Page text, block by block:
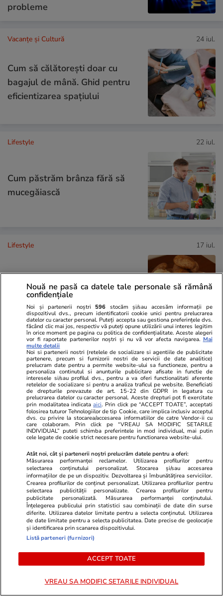
probleme
Vacanțe și Cultură 24 iul.
Cum să călătoreşti doar cu
bagajul de mână. Ghid pentru
eficientizarea spaţiului
Lifestyle 22 iul.
Cum păstrăm brânza fără să
mucegăiască
Lifestyle 17 iul.
De ce să nu păstrezi cartofii
lângă ceapă
Știri România 20:05
Resturile celei de-a doua drone,
doborâtă în județul Tulcea, nu
au fost găsite, anunță MApN
Reportaj
Știri România
Am intrat în Muzeul
Recordurilor Românești. Locul
din București unde se ascund un
milion de povești și cele mai
spectaculoase colecții din lume
Știri România 16:00
frecvent accidentări la sală. Ioan
Nouă ne pasă ca datele tale personale să rămână
confidențiale
Noi și partenerii noștri 596 stocăm și/sau accesăm informații pe
dispozitivul dvs., precum identificatorii cookie unici pentru prelucrarea
datelor cu caracter personal. Puteți accepta sau gestiona preferințele dvs.
făcând clic mai jos, respectiv vă puteți opune utilizării unui interes legitim
în orice moment pe pagina cu politica de confidențialitate. Aceste alegeri
vor fi raportate partenerilor noștri și nu vă vor afecta navigarea. Mai
multe detalii
Noi si partenerii nostri (retelele de socializare si agentiile de publicitate
partenere, precum si furnizorii nostri de servicii de date analitice)
prelucram date pentru a permite website-ului sa functioneze, pentru a
personaliza continutul si anunturile publicitare afisate in functie de
interesele si/sau profilul dvs., pentru a va oferi functionalitati aferente
retelelor de socializare si pentru a analiza traficul pe website. Beneficiati
de drepturile prevazute de art. 15-22 din GDPR in legatura cu
prelucrarea datelor cu caracter personal. Aceste drepturi pot fi exercitate
prin modalitatea indicataaici. Prin click pe “ACCEPT TOATE”, acceptati
folosirea tuturor Tehnologiilor de tip Cookie, care implica inclusiv acceptul
dvs. cu privire la stocarea/accesarea informatiilor de catre Vendor-ii cu
care colaboram. Prin click pe “VREAU SA MODIFIC SETARILE
INDIVIDUAL” puteti schimba preferintele in mod individual, mai putin
cele legate de cookie strict necesare pentru functionarea website-ului.
Atât noi, cât și partenerii noștri prelucrăm datele pentru a oferi:
Măsurarea performanței reclamelor. Utilizarea profilurilor pentru
selectarea conținutului personalizat. Stocarea și/sau accesarea
informațiilor de pe un dispozitiv. Dezvoltarea și îmbunătățirea serviciilor.
Crearea profilurilor de conținut personalizat. Utilizarea profilurilor pentru
selectarea publicității personalizate. Crearea profilurilor pentru
publicitate personalizată. Măsurarea performanței conținutului.
Înțelegerea publicului prin statistici sau combinații de date din surse
diferite. Utilizarea datelor limitate pentru a selecta conținutul. Utilizarea
de date limitate pentru a selecta publicitatea. Date precise de geolocație
și identificarea prin scanarea dispozitivului.
Listă parteneri (furnizori)
ACCEPT TOATE
VREAU SA MODIFIC SETARILE INDIVIDUAL